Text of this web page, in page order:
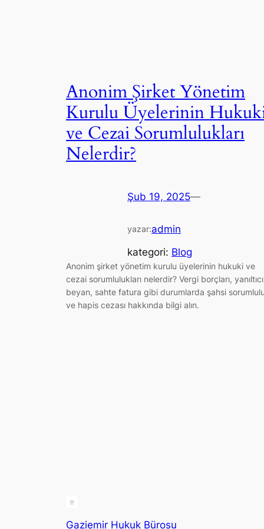
Anonim Şirket Yönetim
Kurulu Üyelerinin
ve Cezai Sorumlulukları
Nelerdir?
Şub 19, 2025—
yazar:admin
kategori: Blog
Anonim şirket yönetim kurulu üyelerinin hukuki ve
cezai sorumlulukları nelerdir? Vergi borçları, yanıltıcı
beyan, sahte fatura gibi durumlarda şahsi
ve hapis cezası hakkında bilgi alın.
Gaziemir Hukuk Bürosu